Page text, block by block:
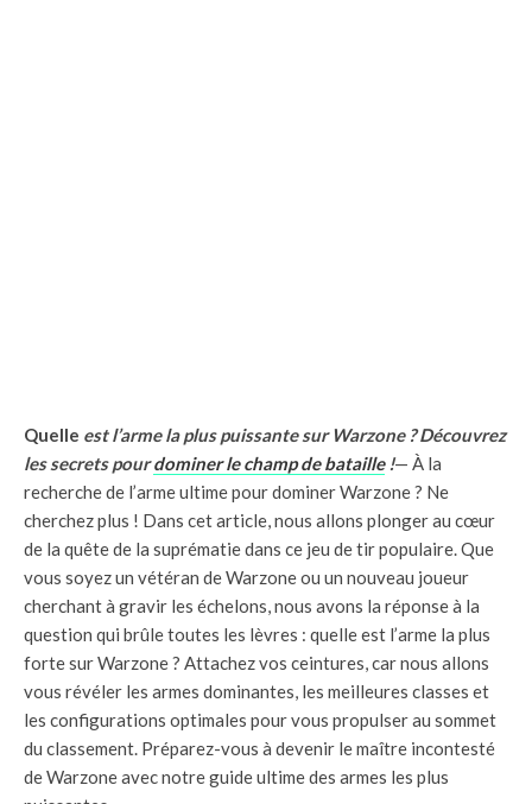
Quelle est l’arme la plus puissante sur Warzone ? Découvrez
les secrets pourdominer le champ de bataille!— À la
recherche de l’arme ultime pour dominer Warzone ? Ne
cherchez plus ! Dans cet article, nous allons plonger au cœur
de la quête de la suprématie dans ce jeu de tir populaire. Que
vous soyez un vétéran de Warzone ou un nouveau joueur
cherchant à gravir les échelons, nous avons la réponse à la
question qui brûle toutes les lèvres : quelle est l’arme la plus
forte sur Warzone ? Attachez vos ceintures, car nous allons
vous révéler les armes dominantes, les meilleures classes et
les configurations optimales pour vous propulser au sommet
du classement. Préparez-vous à devenir le maître incontesté
de Warzone avec notre guide ultime des armes les plus